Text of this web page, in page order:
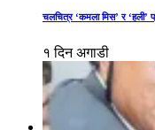
चलचित्र ‘कमला मिस’ र ‘हली’
१ दिन अगाडी